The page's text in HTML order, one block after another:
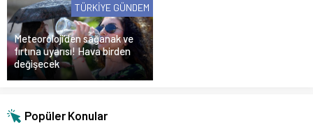
TÜRKIYE GÜNDEM
Meteoroloji’den sağanak ve
fırtına uyarısı! Hava birden
değişecek
Popüler Konular